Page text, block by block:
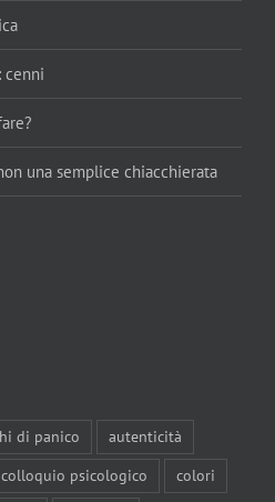
cenni
una semplice chiacchierata
di panico
autenticità
colloquio psicologico
colori